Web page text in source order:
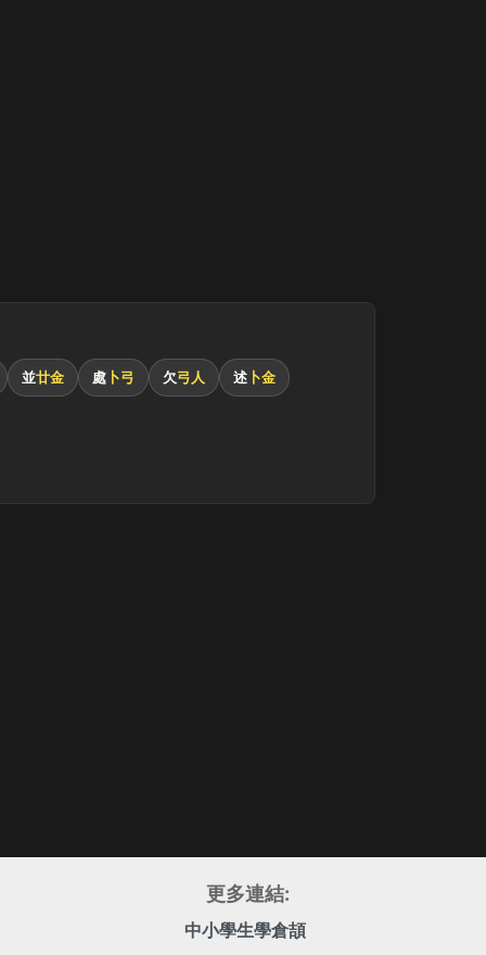
並廿金 處 卜弓 欠弓人 述 卜金
更多連結:
中小學生學倉頡